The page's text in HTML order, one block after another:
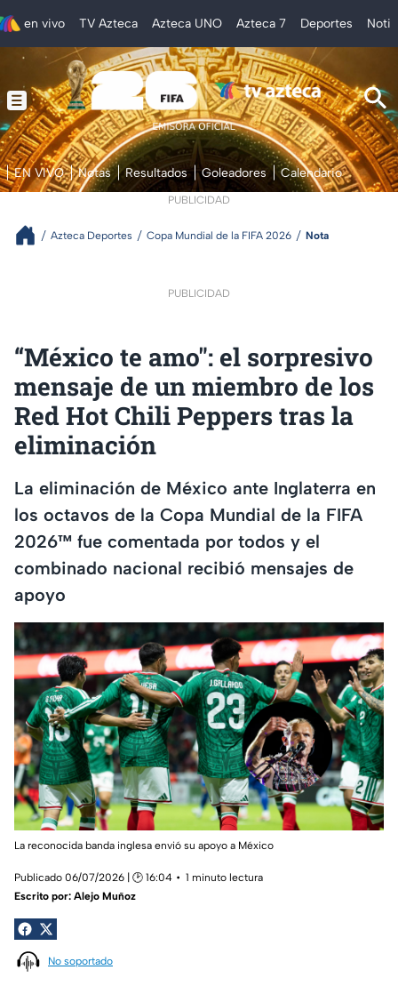
en vivo TV Azteca Azteca UNO Azteca 7 Deportes
EN VIVO Notas Resultados Goleadores Calendario
PUBLICIDAD
Azteca Deportes Copa Mundial de la FIFA 2026 Nota
PUBLICIDAD
“México te amo": el sorpresivo
mensaje de un miembro de los
Red Hot Chili Peppers tras la
eliminación
La eliminación de México ante Inglaterra en
los octavos de la Copa Mundial de la FIFA
2026™ fue comentada por todos y el
combinado nacional recibió mensajes de
apoyo
La reconocida banda inglesa envió su apoyo a México
Publicado 06/07/2026 | 🕑 16:04
1 minuto lectura
Escrito por: Alejo Muñoz
No soportado